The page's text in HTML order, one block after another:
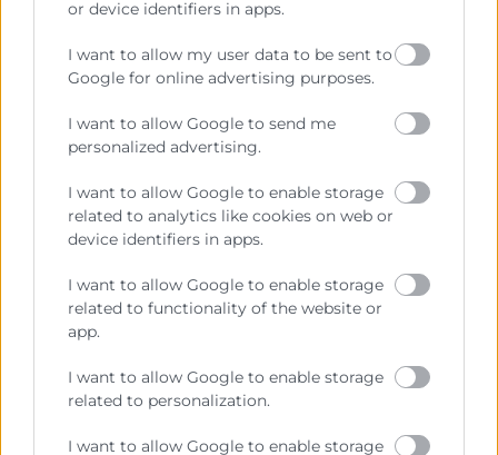
or device identifiers in apps.
I want to allow my user data to be sent to
Google for online advertising purposes.
I want to allow Google to send me
personalized advertising.
I want to allow Google to enable storage
related to analytics like cookies on web or
device identifiers in apps.
I want to allow Google to enable storage
related to functionality of the website or
app.
I want to allow Google to enable storage
related to personalization.
I want to allow Google to enable storage
Entender qué hace un sales manager
también supone comprender su papel
como formador y mentor del equipo
Además de supervisar resultados, este
profesional
detecta necesidades de
formación, acompaña a los vendedores
en su desarrollo y fomenta la mejora
. El coaching comercial y la
motivación del equipo son fundamentales
para aumentar el rendimiento y la
Saber más sobre este tema→
en talent management